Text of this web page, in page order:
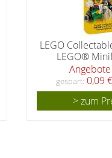
LEGO
LEGO®
gespart: 0,09
> zum